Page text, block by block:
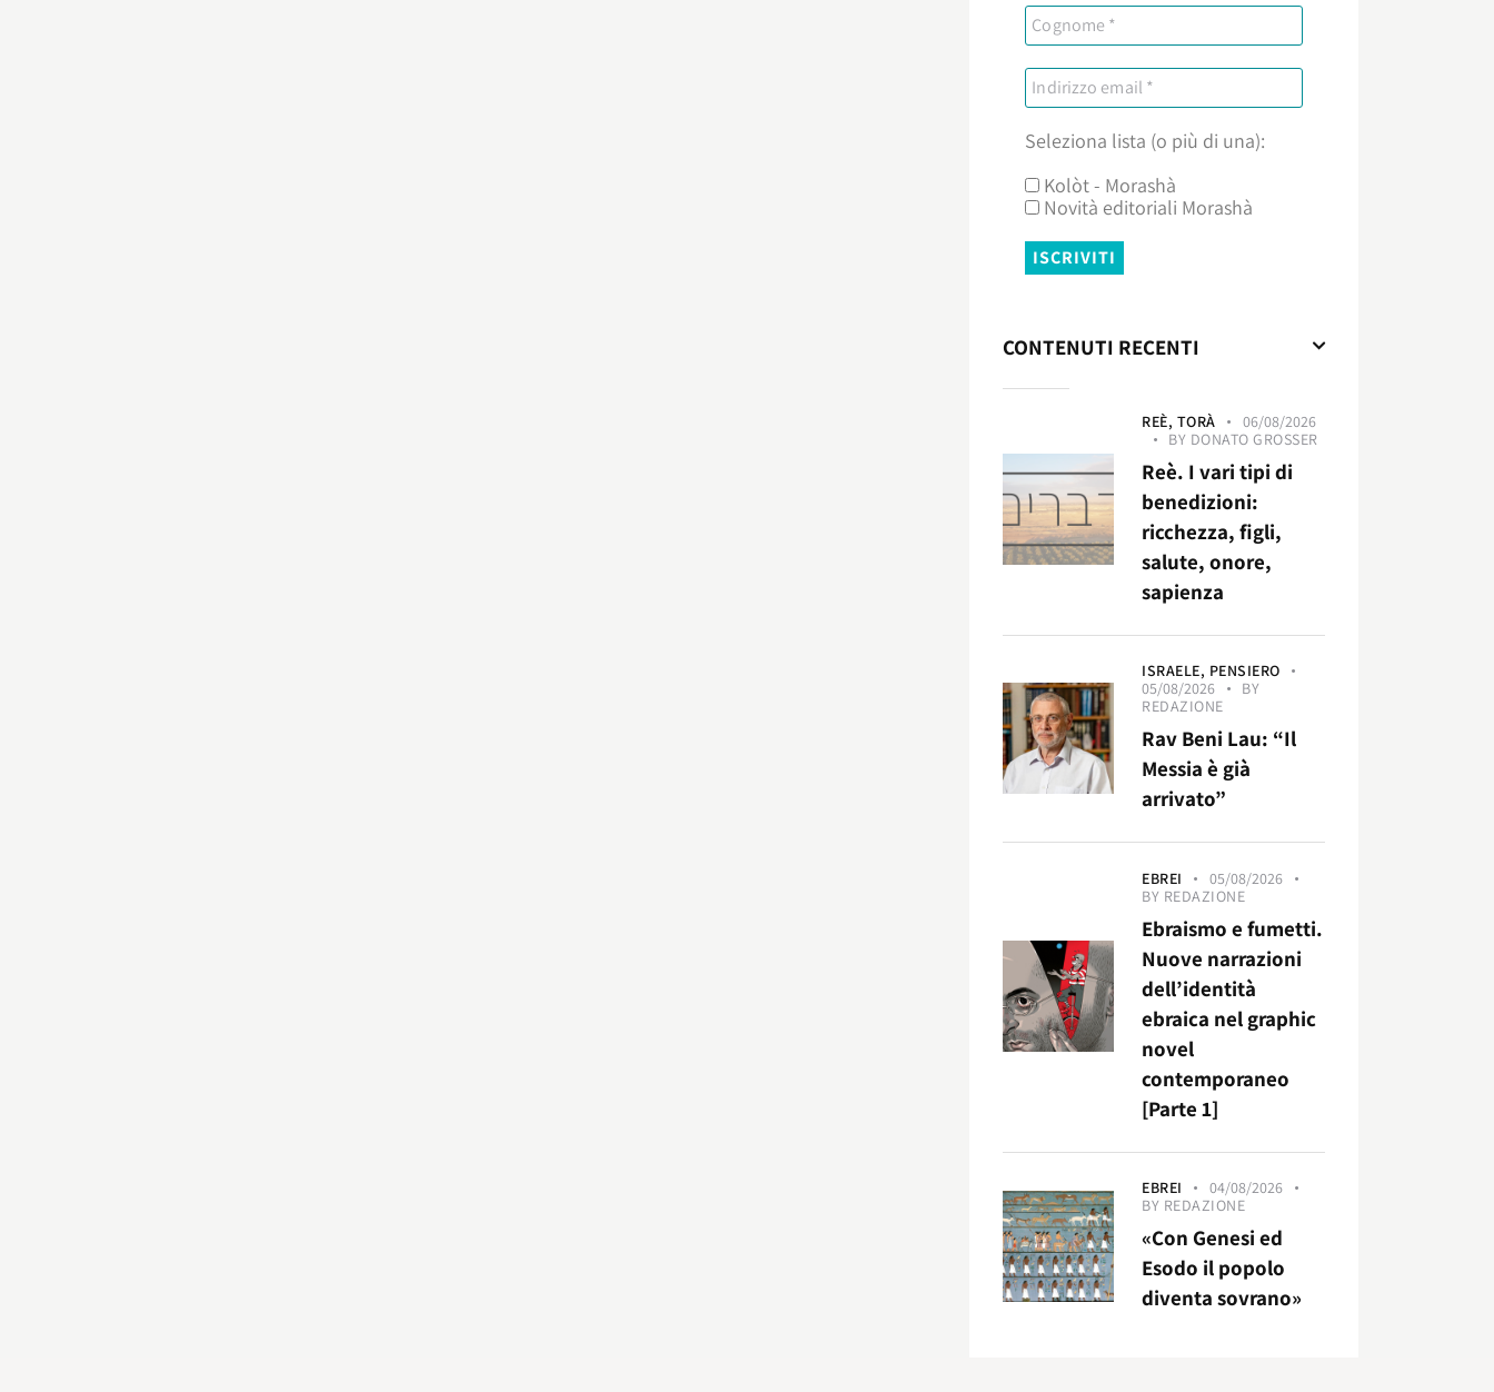
Seleziona lista (o più di una):
Kolòt - Morashà
Novità editoriali Morashà
CONTENUTI RECENTI
REÈ, TORÀ
06/08/2026
BY DONATO GROSSER
Reè. I vari tipi di
benedizioni:
ricchezza, figli,
salute, onore,
sapienza
ISRAELE, PENSIERO
05/08/2026
BY
REDAZIONE
Rav Beni Lau: “Il
Messia è già
arrivato”
EBREI
05/08/2026
BY REDAZIONE
Ebraismo e fumetti.
Nuove narrazioni
dell’identità
ebraica nel graphic
novel
contemporaneo
[Parte 1]
EBREI
04/08/2026
BY REDAZIONE
«Con Genesi ed
Esodo il popolo
diventa sovrano»